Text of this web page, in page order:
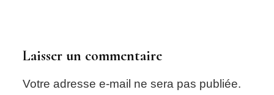
Laisser un commentaire
Votre adresse e-mail ne sera pas publiée.